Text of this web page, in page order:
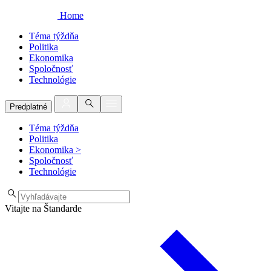
Home
Téma týždňa
Politika
Ekonomika
Spoločnosť
Technológie
Predplatné
Téma týždňa
Politika
Ekonomika >
Spoločnosť
Technológie
Vitajte na Štandarde